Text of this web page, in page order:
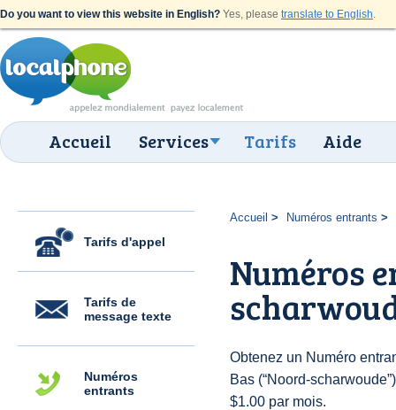
Do you want to view this website in English? Yes, please translate to English.
Accueil Services Tarifs Aide
Tarifs d'appel
Tarifs de
message texte
Numéros
entrants
Accueil Numéros entrants
Numéros
Obtenez un Numéro
Bas (“Noord-
$1.00 par mois.